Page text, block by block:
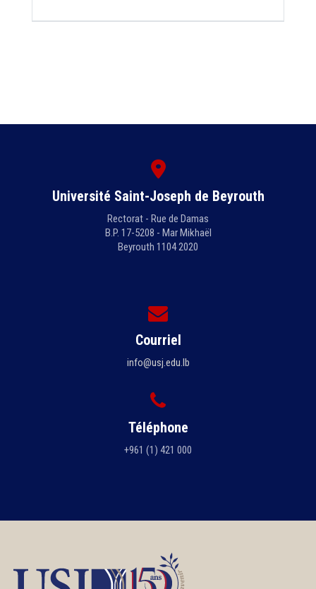
Université Saint-Joseph de Beyrouth
Rectorat - Rue de Damas
B.P. 17-5208 - Mar Mikhaël
Beyrouth 1104 2020
Courriel
info@usj.edu.lb
Téléphone
+961 (1) 421 000